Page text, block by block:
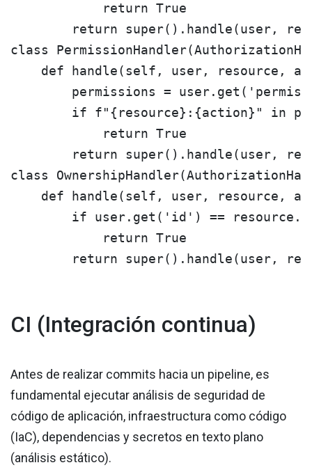
            return True
return super().handle(user,
class
def handle(self, user, resource,
permissions =
if f"{resource}:{action}" in
            return True
return super().handle(user,
class
def handle(self, user, resource,
if user.get('id') ==
            return True
CI (Integración continua)
Antes de realizar commits hacia un pipeline, es
fundamental ejecutar análisis de seguridad de
código de aplicación, infraestructura como código
(IaC), dependencias y secretos en texto plano
(análisis estático).